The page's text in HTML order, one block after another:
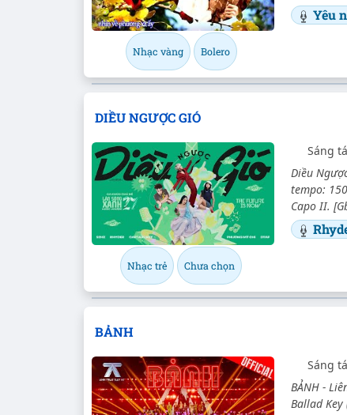
Nhạc vàng Bolero
Yêu
DIỀU NGƯỢC GIÓ
Nhạc trẻ Chưa chọn
Sáng
Diều
tempo:
Capo II.
BẢNH
Sáng
BẢNH -
Ballad